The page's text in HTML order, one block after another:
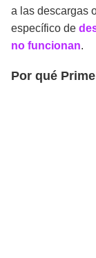
a las descargas
específico de
no funcionan.
Por qué